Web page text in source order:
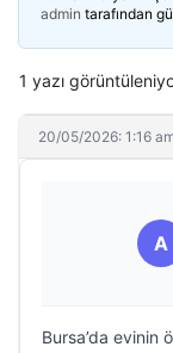
admin tarafından
1 yazı
20/05/2026: 1:16
A
Bursa’da evinin